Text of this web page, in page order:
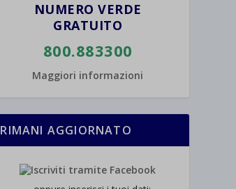
NUMERO VERDE
GRATUITO
800.883300
Maggiori informazioni
RIMANI AGGIORNATO